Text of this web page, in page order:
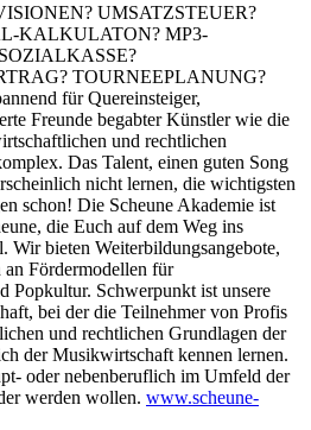
UMSATZSTEUER?
KALKULATON? MP3-
TOURNEEPLANUNG?
für Quereinsteiger,
Freunde begabter Künstler wie die
und rechtlichen
Das Talent, einen guten Song
nicht lernen, die wichtigsten
schon! Die Scheune Akademie ist
die Euch auf dem Weg ins
Wir bieten Weiterbildungsangebote,
Fördermodellen für
Popkultur. Schwerpunkt ist unsere
bei der die Teilnehmer von Profis
und rechtlichen Grundlagen der
der Musikwirtschaft kennen lernen.
oder nebenberuflich im Umfeld der
werden wollen. www.scheune-